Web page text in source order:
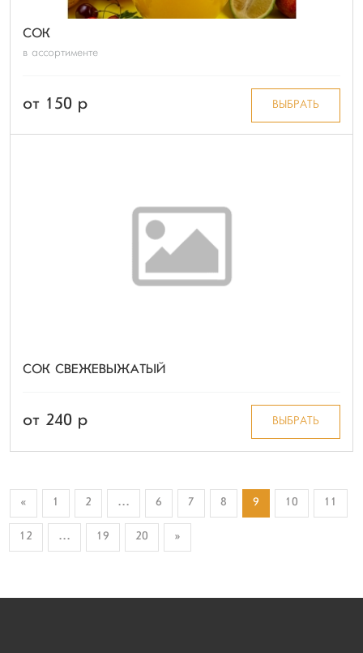
СОК
в ассортименте
от 150 p ВЫБРАТЬ
СОК СВЕЖЕВЫЖАТЫЙ
от 240 p ВЫБРАТЬ
« 1 2 ... 6 7 8 9 10 11
12 ... 19 20 »